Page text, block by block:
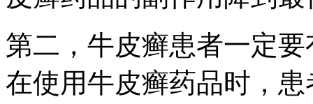
第二，牛皮癣患者一定
在使用牛皮癣药品时，